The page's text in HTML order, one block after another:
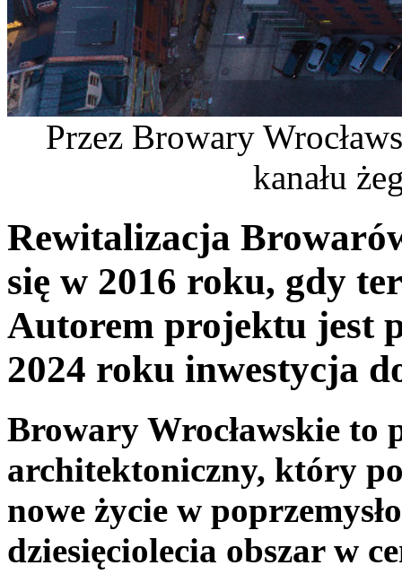
Przez Browary
kanału
Rewitalizacja
się w 2016 roku, gdy
Autorem projektu jest
2024 roku inwestycja
Browary Wrocławskie to
architektoniczny, który
nowe życie w
dziesięciolecia obszar w